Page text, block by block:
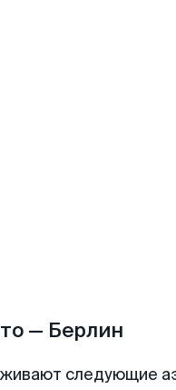
— Берлин
следующие